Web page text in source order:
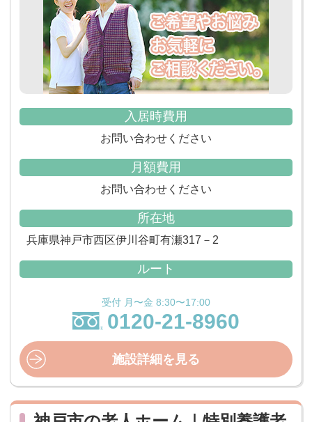
入居時費用
お問い合わせください
月額費用
お問い合わせください
所在地
兵庫県神戸市西区伊川谷町有瀬317－2
ルート
受付 月〜金 8:30〜17:00
0120-21-8960
施設詳細を見る